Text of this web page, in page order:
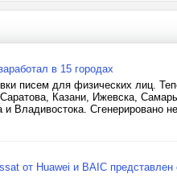
в 15 городах
писем для физических лиц.
Казани, Ижевска,
и Владивостока.
от Huawei и BAIC